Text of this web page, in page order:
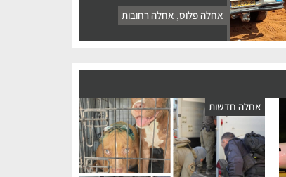
אחלה פלוס, אחלה רחובות
אחלה חדשות